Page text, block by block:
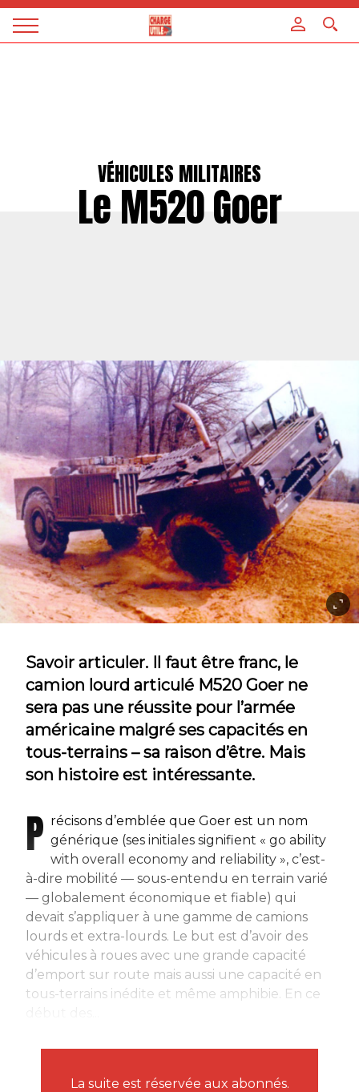
Magazine
VÉHICULES MILITAIRES
Le M520 Goer
Savoir articuler. Il faut être franc, le
camion lourd articulé M520 Goer ne
sera pas une réussite pour l’armée
américaine malgré ses capacités en
tous-terrains – sa raison d’être. Mais
son histoire est intéressante.
P récisons d’emblée que Goer est un nom
générique (ses initiales signifient « go ability
with overall economy and reliability », c’est-
à-dire mobilité — sous-entendu en terrain varié
— globalement économique et fiable) qui
devait s’appliquer à une gamme de camions
lourds et extra-lourds. Le but est d’avoir des
véhicules à roues avec une grande capacité
d’emport sur route mais aussi une capacité en
tous-terrains inédite et même amphibie. En ce
La suite est réservée aux abonnés.
Panneau de gestion des cookies